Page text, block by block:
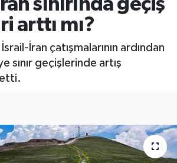
sınırında geçiş
arttı mı?
İran çatışmalarının ardından
sınır geçişlerinde artış